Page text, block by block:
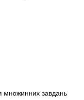
множинних завдань